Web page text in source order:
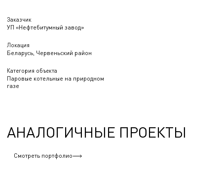
Заказчик
УП «Нефтебитумный завод»
Локация
Беларусь, Червеньский район
Категория объекта
Паровые котельные на природном
газе
АНАЛОГИЧНЫЕ ПРОЕКТЫ
Смотреть портфолио